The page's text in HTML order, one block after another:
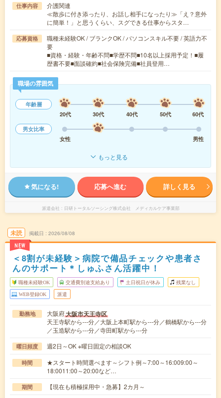
仕事内容
介護関連
≪散歩に付き添ったり、お話し相手になったり≫「え？意外
に簡単！」と思うくらい、スグできる仕事からスタ…
応募資格
職種未経験OK / ブランクOK / パソコンスキル不要 / 英語力不
要
■資格・経験・年齢不問■学歴不問■10名以上採用予定！■履
歴書不要■面談確約■社会保険完備■社員登用…
職場の雰囲気
年齢層
20代
30代 40代 50代
60代
男女比率
女性
男性
もっと見る
気になる! 応募へ進む 詳しく見る
派遣会社 日研トータルソーシング株式会社 メディカルケア事業部
未読
NEW
掲載日 2026/08/08
＜8割が未経験＞病院で備品チェックや患者さ
んのサポート＊しゅふさん活躍中！
職種未経験OK 交通費別途支給あり 土日祝日が休み 残業なし
WEB登録OK 派遣
勤務地 大阪府大阪市天王寺区
天王寺駅から---分／大阪上本町駅から---分／鶴橋駅から---分
／玉造駅から---分／寺田町駅から---分
曜日頻度 週2日～OK ※曜日固定の相談OK
時間
★スタート時間選べます～シフト例～7:00～16:009:00～
18:0011:00～20:00など…
期間 【現在も積極採用中・急募】2カ月～